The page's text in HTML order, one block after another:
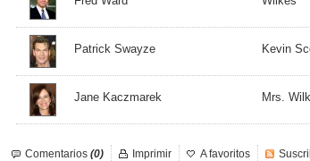
Patrick Swayze Kevin
Jane Kaczmarek Mrs.
Comentarios (0) Imprimir A favoritos